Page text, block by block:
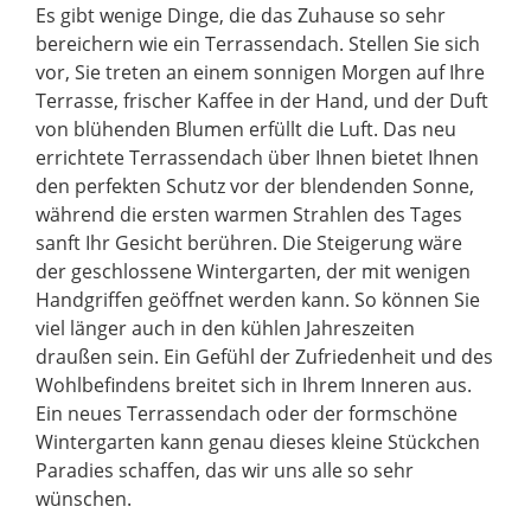
Es gibt wenige Dinge, die das Zuhause so sehr
bereichern wie ein Terrassendach. Stellen Sie sich
vor, Sie treten an einem sonnigen Morgen auf Ihre
Terrasse, frischer Kaffee in der Hand, und der Duft
von blühenden Blumen erfüllt die Luft. Das neu
errichtete Terrassendach über Ihnen bietet Ihnen
den perfekten Schutz vor der blendenden Sonne,
während die ersten warmen Strahlen des Tages
sanft Ihr Gesicht berühren. Die Steigerung wäre
der geschlossene Wintergarten, der mit wenigen
Handgriffen geöffnet werden kann. So können Sie
viel länger auch in den kühlen Jahreszeiten
draußen sein. Ein Gefühl der Zufriedenheit und des
Wohlbefindens breitet sich in Ihrem Inneren aus.
Ein neues Terrassendach oder der formschöne
Wintergarten kann genau dieses kleine Stückchen
Paradies schaffen, das wir uns alle so sehr
wünschen.